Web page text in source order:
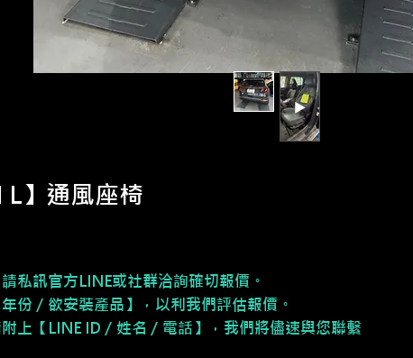
L】通風座椅
私訊官方LINE或社群洽詢確切報價。
份／欲安裝產品】，以利我們評估報價。
上【LINE ID／姓名／電話】，我們將儘速與您聯繫